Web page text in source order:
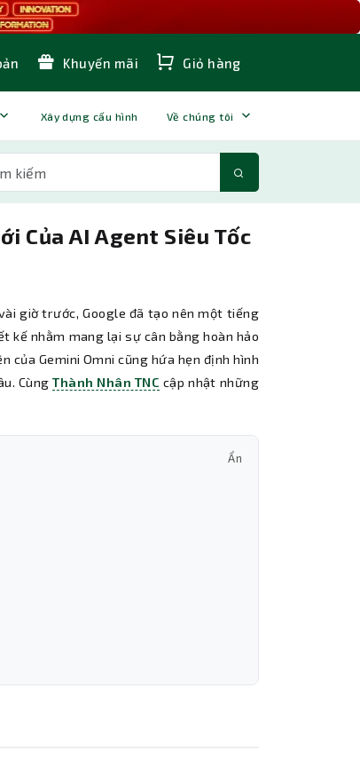
Khuyến mãi Giỏ hàng
Xây dựng cấu hình Về chúng tôi
Của AI Agent Siêu Tốc
giờ trước, Google đã tạo nên một tiếng
kế nhằm mang lại sự cân bằng hoàn hảo
Gemini Omni cũng hứa hẹn định hình
CùngThành Nhân TNC cập nhật những
Ẩn